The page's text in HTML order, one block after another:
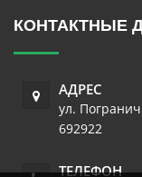
КОНТАКТНЫЕ
АДРЕС
ул.
692922
ТЕЛЕФОН